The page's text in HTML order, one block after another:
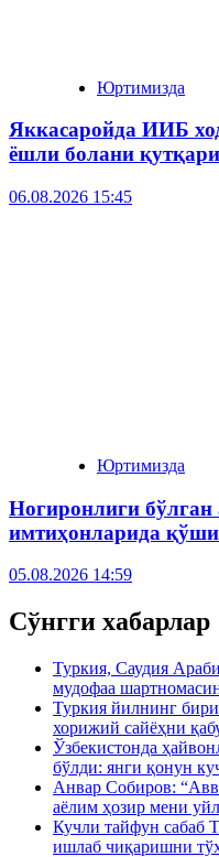
Юртимизда
Яккасаройда ИИБ
ёшли болани
06.08.2026 15:45
Юртимизда
Ногиронлиги
имтиҳонларида
05.08.2026 14:59
Сўнгги хабарлар
Туркия, Саудия
мудофаа
Туркия йилнинг
хорижий сайёҳни
Ўзбекистонда
бўлди: янги қонун
Анвар Собиров:
аёлим ҳозир мени
Кучли тайфун сабаб
ишлаб чиқаришни